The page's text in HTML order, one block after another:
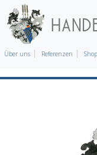
Über uns Referenzen Shop